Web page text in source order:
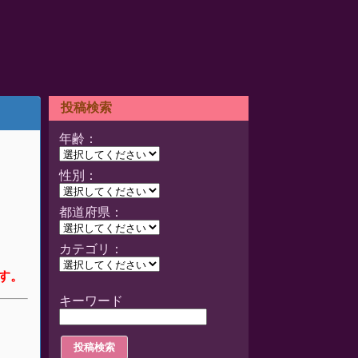
。
投稿検索
年齢：
性別：
都道府県：
カテゴリ：
キーワード